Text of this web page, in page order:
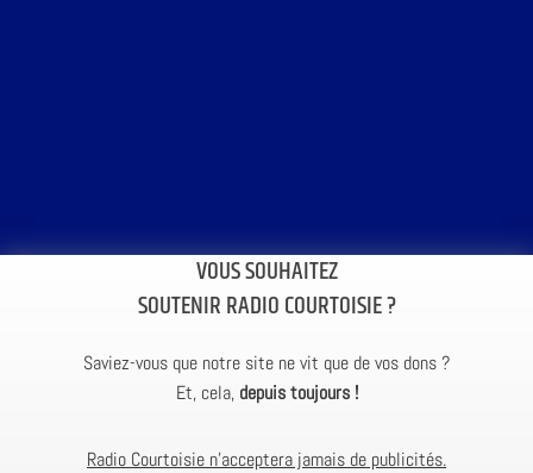
VOUS SOUHAITEZ
SOUTENIR RADIO COURTOISIE ?
Saviez-vous que notre site ne vit que de vos dons ?
Et, cela, depuis toujours !
Radio Courtoisie n’acceptera jamais de publicités.